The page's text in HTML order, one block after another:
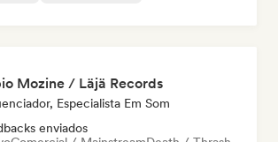
Mozine / Läjä Records
Especialista Em Som
enviados